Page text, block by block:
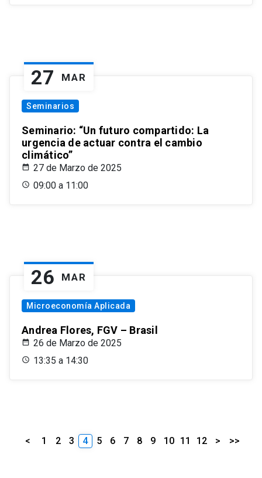
27 MAR
Seminarios
Seminario: “Un futuro compartido: La
urgencia de actuar contra el cambio
climático”
27 de Marzo de 2025
09:00 a 11:00
26 MAR
Microeconomía Aplicada
Andrea Flores, FGV – Brasil
26 de Marzo de 2025
13:35 a 14:30
< 1 2 3 4 5 6 7 8 9 10 11 12 > >>